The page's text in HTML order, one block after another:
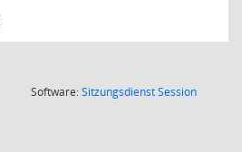
Software:SitzungsdienstSession(Wird in